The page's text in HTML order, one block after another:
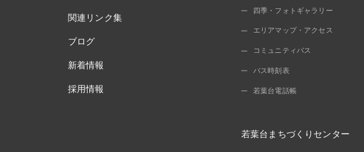
関連リンク集
ブログ
新着情報
採用情報
四季・フォトギャラリー
エリアマップ・アクセス
コミュニティバス
バス時刻表
若葉台電話帳
若葉台まちづくりセンター